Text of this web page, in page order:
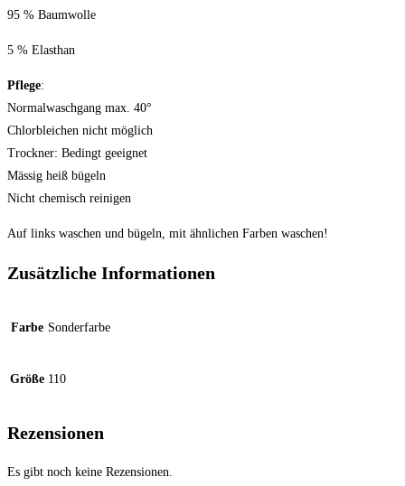
95 % Baumwolle
5 % Elasthan
Pflege:
Normalwaschgang max. 40°
Chlorbleichen nicht möglich
Trockner: Bedingt geeignet
Mässig heiß bügeln
Nicht chemisch reinigen
Auf links waschen und bügeln, mit ähnlichen Farben waschen!
Zusätzliche Informationen
Farbe Sonderfarbe
Größe 110
Rezensionen
Es gibt noch keine Rezensionen.